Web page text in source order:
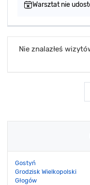
Warsztat nie
Nie znalazłeś
Gostyń
Grodzisk Wielkopolski
Głogów